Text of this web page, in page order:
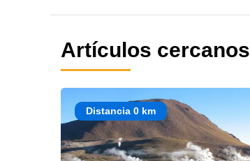
Artículos cercanos
Distancia 0 km